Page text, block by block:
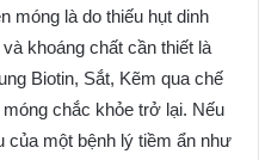
móng là do thiếu hụt dinh
khoáng chất cần thiết là
Biotin, Sắt, Kẽm qua chế
chắc khỏe trở lại. Nếu
của một bệnh lý tiềm ẩn như